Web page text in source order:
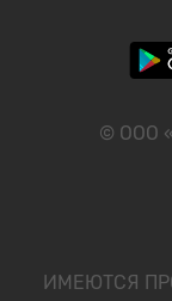
© ООО
ИМЕЮТСЯ